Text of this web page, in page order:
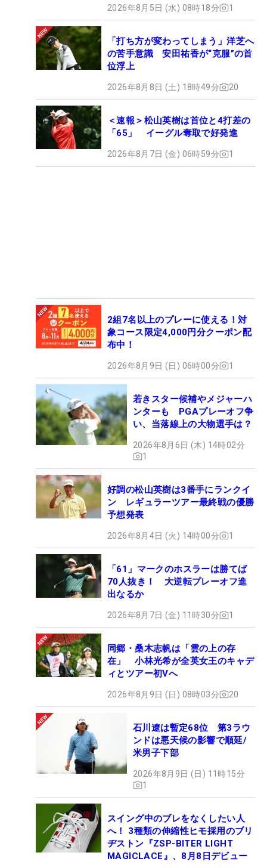
2026年8月5日 (水) 08時18分 1
「打ち方が変わってしまう」洋芝へ
の苦手意識 安田祐香が“克服”の首
位浮上
2026年8月8日 (土) 18時49分 20
＜速報＞松山英樹は首位と4打差の
「65」 イーグル奪取で好発進
2026年8月7日 (金) 06時59分 1
2組7名以上のプレーに使える！対
象コース限定4,000円分クーポン配
布中！
2026年8月9日 (日) 06時00分 1
若きスター候補やメジャーハ
ンターも PGAプレーオフ争
い、当落線上の大物選手は？
2026年8月6日 (木) 14時02分
1
好調の松山英樹は3番手にランクイ
ン レギュラーツアー最終戦の優勝
予想発表
2026年8月4日 (火) 14時00分 1
「61」マークのホスラーは勝てば
70人抜き！ 大逆転プレーオフ進
出なるか
2026年8月7日 (金) 11時30分 1
同郷・桑木志帆は「雲の上の存
在」 小林光希が全英女王のキャデ
ィとツアー初Vへ
2026年8月9日 (日) 08時03分 20
石川遼は暫定68位 第3ラウ
ンドは悪天候の影響で順延/
米男子下部
2026年8月9日 (日) 11時15分
1
スイング中のブレをなくしたい人
へ！ 3種類の伸縮性ヒモ採用のブリ
ヂストン『ZSP-BITER LIGHT
MAGICLACE』、8月8日デビュー